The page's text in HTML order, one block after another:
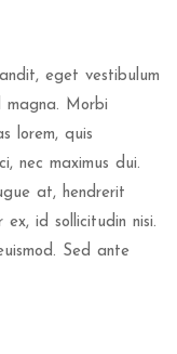
eget vestibulum
magna. Morbi
lorem, quis
nec maximus dui.
at, hendrerit
id sollicitudin nisi.
Sed ante